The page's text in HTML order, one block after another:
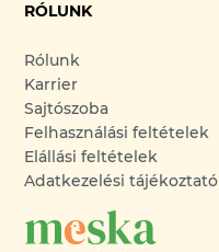
RÓLUNK
Rólunk
Karrier
Sajtószoba
Felhasználási feltételek
Elállási feltételek
Adatkezelési tájékoztató